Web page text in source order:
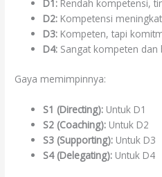
D1: Rendah kompetensi,
D2: Kompetensi
D3: Kompeten, tapi
D4: Sangat kompeten
Gaya memimpinnya:
S1 (Directing): Untuk D1
S2 (Coaching): Untuk D2
S3 (Supporting): Untuk D3
S4 (Delegating): Untuk D4